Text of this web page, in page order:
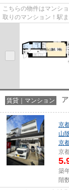
こちらの物件はマンシ
取りのマンション！駅
賃貸｜マンション
京
山
京
京
築
階